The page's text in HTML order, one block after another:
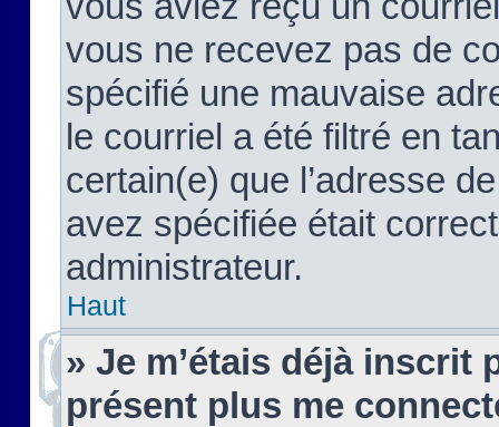
vous ne recevez pas de
spécifié une mauvaise
le courriel a été filtré en
certain(e) que l’adresse
avez spécifiée était
administrateur.
Haut
» Je m’étais déjà inscrit
présent plus me